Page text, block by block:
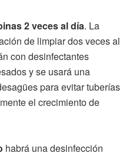
2 veces al día. La
de limpiar dos veces al
con desinfectantes
y se usará una
para evitar tuberías
el crecimiento de
habrá una desinfección